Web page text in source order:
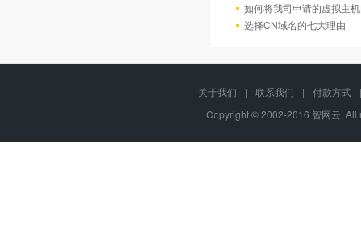
如何将我司申请的虚拟主
选择CN域名的七大理由
关于我们 | 联系我们 | 付款方式
|
Copyright © 2002-2016 智网云,